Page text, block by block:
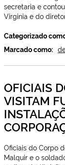
secretaria e
Virginia e do
Categorizado
Marcado como:
OFICIAIS
VISITAM
Oficiais do Corpo
Malquir e o